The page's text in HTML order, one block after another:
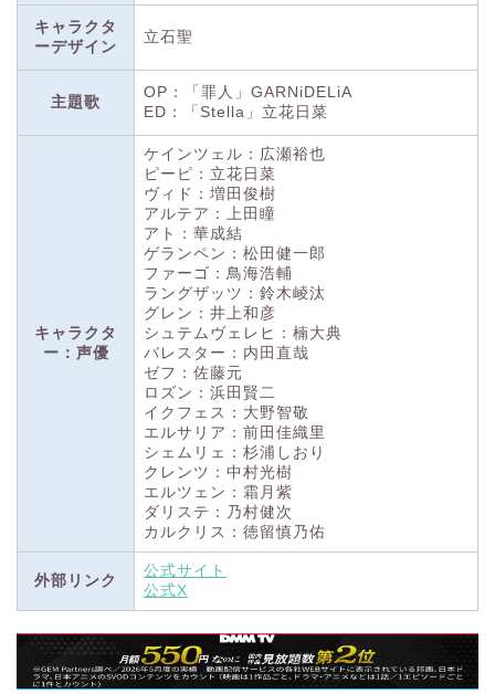
キャラクタ
ーデザイン
立石聖
主題歌
OP：「罪人」GARNiDELiA
ED：「Stella」立花日菜
キャラクタ
ー：声優
ケインツェル：広瀬裕也
ピーピ：立花日菜
ヴィド：増田俊樹
アルテア：上田瞳
アト：華成結
ゲランペン：松田健一郎
ファーゴ：鳥海浩輔
ラングザッツ：鈴木崚汰
グレン：井上和彦
シュテムヴェレヒ：楠大典
バレスター：内田直哉
ゼフ：佐藤元
ロズン：浜田賢二
イクフェス：大野智敬
エルサリア：前田佳織里
シェムリェ：杉浦しおり
クレンツ：中村光樹
エルツェン：霜月紫
ダリステ：乃村健次
カルクリス：徳留慎乃佑
外部リンク
公式サイト
公式X